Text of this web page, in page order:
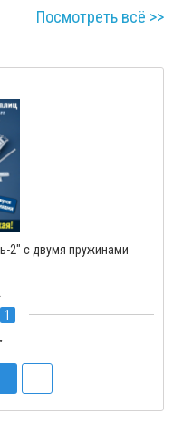
Посмотреть всё >>
2" с двумя пружинами
1